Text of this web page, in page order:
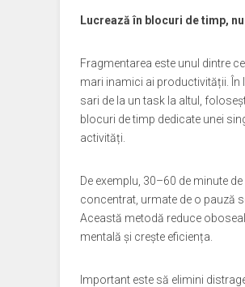
Lucrează în blocuri de timp,
Fragmentarea este unul dintre
mari inamici ai productivității. În
sari de la un task la altul,
blocuri de timp dedicate unei
activități.
De exemplu, 30–60 de minute
concentrat, urmate de o pauză
Această metodă reduce
mentală și crește eficiența.
Important este să elimini